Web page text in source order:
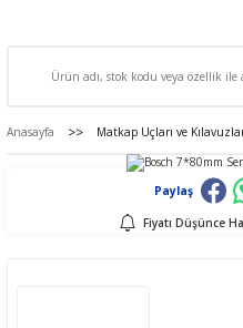
Anasayfa Matkap Uçları ve
Paylaş
Fiyatı Düşünce